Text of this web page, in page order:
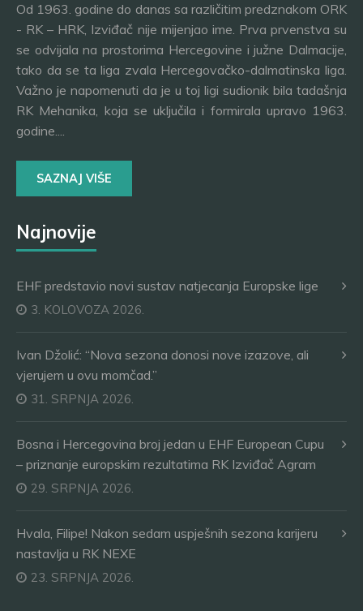
Od 1963. godine do danas sa različitim predznakom ORK
- RK – HRK, Izviđač nije mijenjao ime. Prva prvenstva su
se odvijala na prostorima Hercegovine i južne Dalmacije,
tako da se ta liga zvala Hercegovačko-dalmatinska liga.
Važno je napomenuti da je u toj ligi sudionik bila tadašnja
RK Mehanika, koja se uključila i formirala upravo 1963.
godine....
SAZNAJ VIŠE
Najnovije
EHF predstavio novi sustav natjecanja Europske lige
3. KOLOVOZA 2026.
Ivan Džolić: “Nova sezona donosi nove izazove, ali
vjerujem u ovu momčad.”
31. SRPNJA 2026.
Bosna i Hercegovina broj jedan u EHF European Cupu
– priznanje europskim rezultatima RK Izviđač Agram
29. SRPNJA 2026.
Hvala, Filipe! Nakon sedam uspješnih sezona karijeru
nastavlja u RK NEXE
23. SRPNJA 2026.